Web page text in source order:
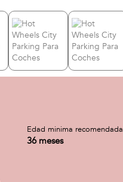
Edad minima recomendada
36 meses